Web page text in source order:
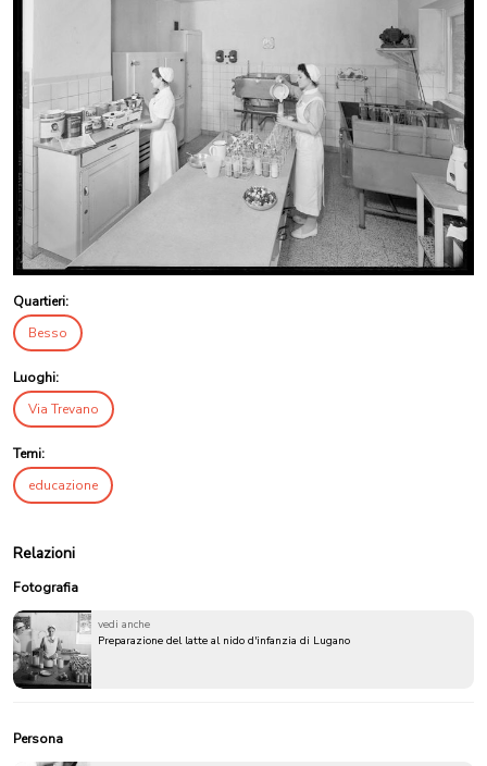
Quartieri:
Besso
Luoghi:
Via Trevano
Temi:
educazione
Relazioni
Fotografia
vedi anche
Preparazione del latte al nido d'infanzia di Lugano
Persona